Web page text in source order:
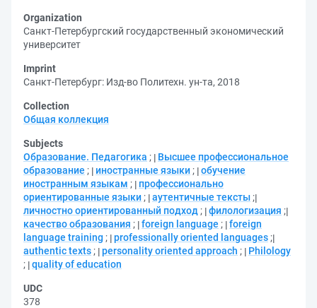
Organization
Санкт­-Петербургский государственный экономический
университет
Imprint
Санкт-Петербург: Изд-во Политехн. ун-та, 2018
Collection
Общая коллекция
Subjects
Образование. Педагогика ;
Высшее профессиональное
образование ; иностранные языки ; обучение
иностранным языкам ;
профессионально
ориентированные языки ; аутентичные тексты ;
личностно ориентированный подход ; филологизация ;
качество образования ; foreign language ; foreign
language training ; professionally oriented languages ;
authentic texts ; personality oriented approach ;
Philology
; quality of education
UDC
378